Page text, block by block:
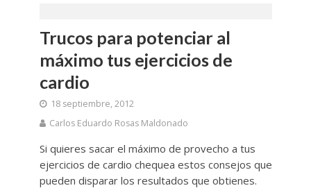
Trucos para potenciar al
máximo tus ejercicios de
cardio
18 septiembre, 2012
Carlos Eduardo Rosas Maldonado
Si quieres sacar el máximo de provecho a tus
ejercicios de cardio chequea estos consejos que
pueden disparar los resultados que obtienes.